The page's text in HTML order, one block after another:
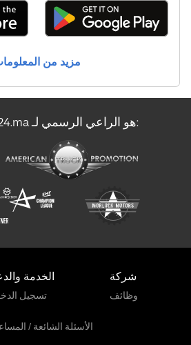
مزيد من
TruckScout24.ma هو الراعي الرسمي لـ:
الخدمة
تسجيل
الأسئلة الشائعة /
شركة
وظائف